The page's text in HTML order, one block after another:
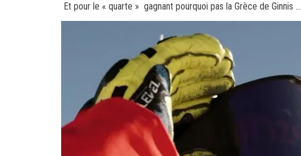
Et pour le « quarte » gagnant pourquoi pas la Grèce de Ginnis …